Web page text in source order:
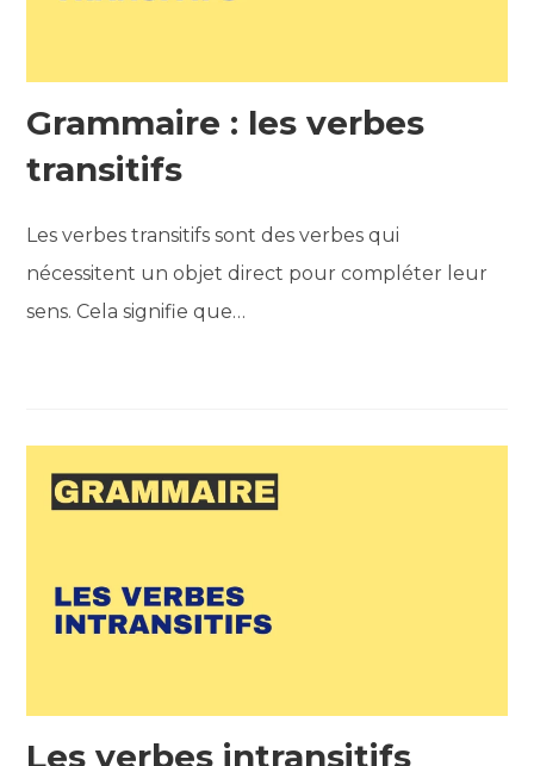
Grammaire : les verbes
transitifs
Les verbes transitifs sont des verbes qui
nécessitent un objet direct pour compléter leur
sens. Cela signifie que…
Les verbes intransitifs